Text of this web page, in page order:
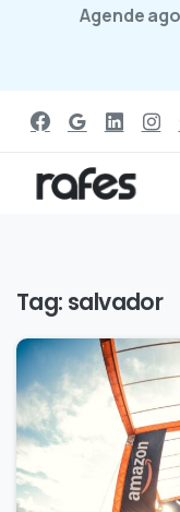
Agende
Tag: salvador